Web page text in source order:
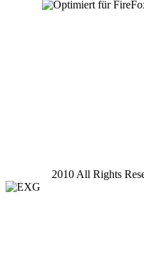
2010 All Rights